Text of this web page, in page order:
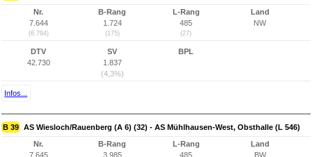
Nr.
7.644
(6.794)
B-Rang
1.724
(175)
L-Rang
485
(27)
Land
NW
DTV
42.730
SV
1.837
(4,3%)
BPL
Infos...
B 39 AS Wiesloch/Rauenberg (A 6) (32) - AS Mühlhausen-West, Obsthalle (L 546)
Nr.
7.645
B-Rang
3.985
L-Rang
485
Land
BW